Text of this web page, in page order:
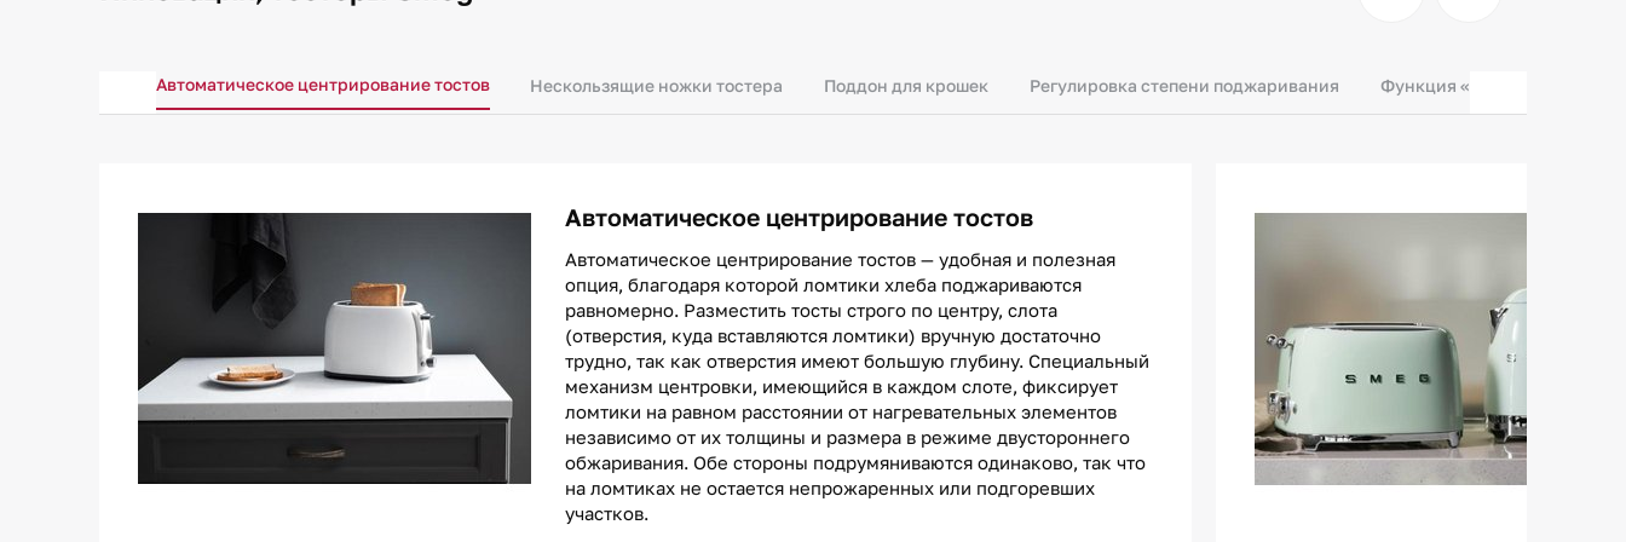
Автоматическое центрирование тостов Нескользящие ножки тостера Поддон для крошек Регулировка степени поджаривания Функция «Багель»
Автоматическое центрирование тостов
Автоматическое центрирование тостов — удобная и полезная
опция, благодаря которой ломтики хлеба поджариваются
равномерно. Разместить тосты строго по центру, слота
(отверстия, куда вставляются ломтики) вручную достаточно
трудно, так как отверстия имеют большую глубину. Специальный
механизм центровки, имеющийся в каждом слоте, фиксирует
ломтики на равном расстоянии от нагревательных элементов
независимо от их толщины и размера в режиме двустороннего
обжаривания. Обе стороны подрумяниваются одинаково, так что
на ломтиках не остается непрожаренных или подгоревших
участков.